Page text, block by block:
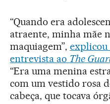
“Quando era
atraente, minha mãe
maquiagem”, explicou
entrevista ao The
“Era uma menina
com um vestido rosa
cabeça, que tocava